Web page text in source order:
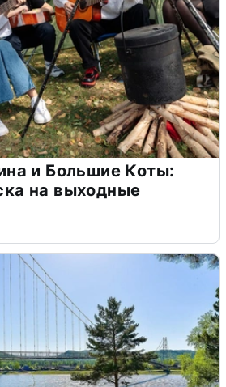
и Большие Коты:
на выходные